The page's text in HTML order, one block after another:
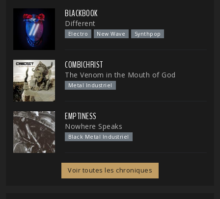
BLACKBOOK
Different
Electro New Wave Synthpop
COMBICHRIST
The Venom in the Mouth of God
Metal Industriel
EMPTINESS
Nowhere Speaks
Black Metal Industriel
Voir toutes les chroniques